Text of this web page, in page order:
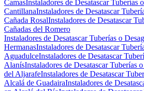
CamasInstaladores de Desatascar Tuberías
CantillanaInstaladores de Desatascar
Cañada RosalInstaladores de Desatascar
Cañadas del Romero
Instaladores de Desatascar Tuberías o
HermanasInstaladores de Desatascar
AguadulceInstaladores de Desatascar
AlanísInstaladores de Desatascar Tuberías
del AljarafeInstaladores de Desatascar
Alcalá de GuadairaInstaladores de